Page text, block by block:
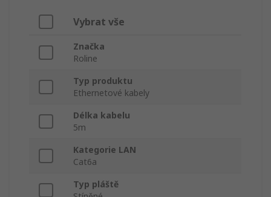
Vybrat vše
Značka
Roline
Typ produktu
Ethernetové kabely
Délka kabelu
5m
Kategorie LAN
Cat6a
Typ pláště